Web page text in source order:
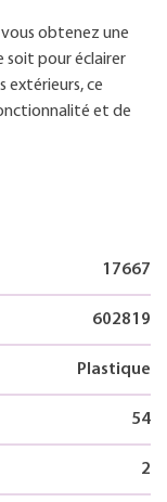
obtenez une
soit pour éclairer
extérieurs, ce
et de
17667
602819
Plastique
54
2